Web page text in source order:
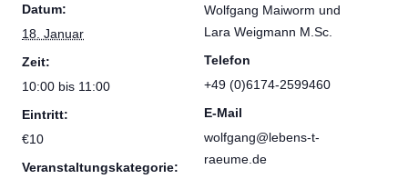
Datum:
18. Januar
Zeit:
10:00 bis 11:00
Eintritt:
€10
Veranstaltungskategorie:
Wolfgang Maiworm und
Lara Weigmann M.Sc.
Telefon
+49 (0)6174-2599460
E-Mail
wolfgang@lebens-t-
raeume.de